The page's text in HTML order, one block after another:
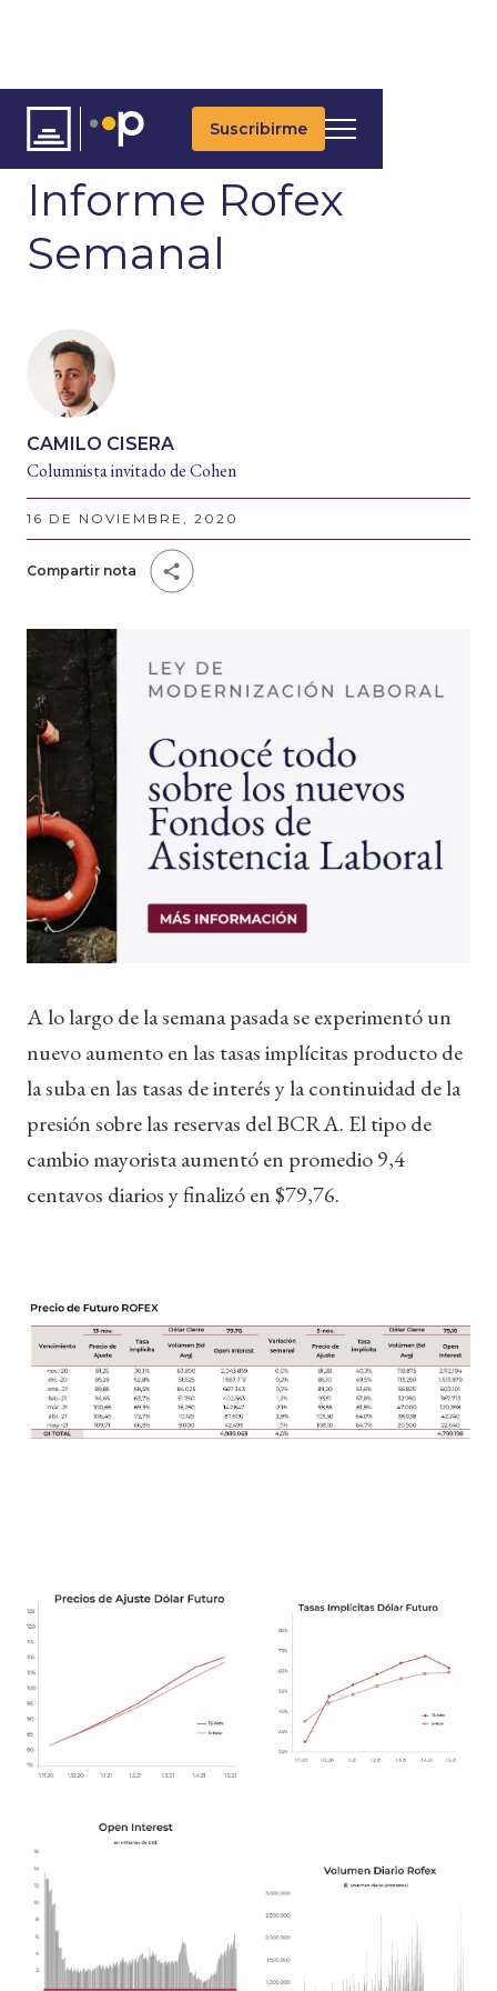
Suscribirme
ARTÍCULOS
Informe Rofex
Semanal
CAMILO CISERA
Columnista invitado de Cohen
16 DE NOVIEMBRE, 2020
Compartir nota
A lo largo de la semana pasada se experimentó un
nuevo aumento en las tasas implícitas producto de
la suba en las tasas de interés y la continuidad de la
presión sobre las reservas del BCRA. El tipo de
cambio mayorista aumentó en promedio 9,4
centavos diarios y finalizó en $79,76.